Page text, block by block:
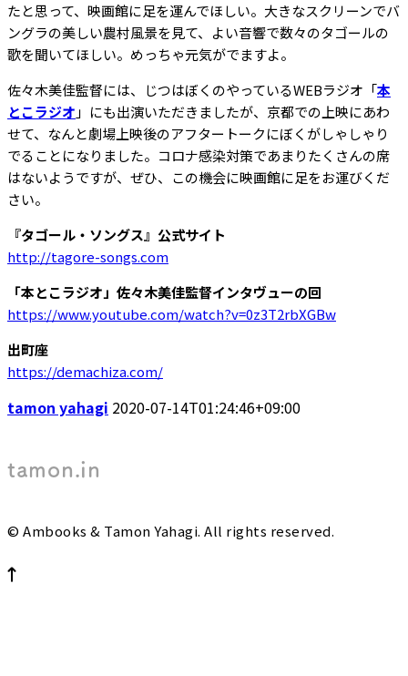
たと思って、映画館に足を運んでほしい。大きなスクリーンでバ
ングラの美しい農村風景を見て、よい音響で数々のタゴールの
歌を聞いてほしい。めっちゃ元気がでますよ。
佐々木美佳監督には、じつはぼくのやっているWEBラジオ「本
とこラジオ 」にも出演いただきましたが、京都での上映にあわ
せて、なんと劇場上映後のアフタートークにぼくがしゃしゃり
でることになりました。コロナ感染対策であまりたくさんの席
はないようですが、ぜひ、この機会に映画館に足をお運びくだ
さい。
『タゴール・ソングス』公式サイト
http://tagore-songs.com
「本とこラジオ」佐々木美佳監督インタヴューの回
https://www.youtube.com/watch?v=0z3T2rbXGBw
出町座
https://demachiza.com/
tamon yahagi 2020-07-14T01:24:46+09:00
tamon.in
© Ambooks & Tamon Yahagi. All rights reserved.